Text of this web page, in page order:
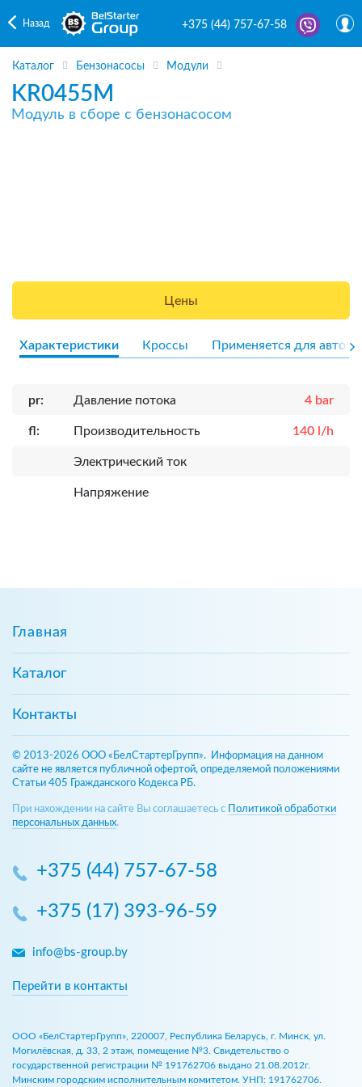
Назад +375 (44) 757-67-58
Каталог Бензонасосы Модули
KR0455M
Модуль в сборе с бензонасосом
Цены
Характеристики Кроссы Применяется для авто
pr: Давление потока 4 bar
fl: Производительность 140 l/h
Электрический ток
Напряжение
Главная
Каталог
Контакты
© 2013-2026 ООО «БелСтартерГрупп». Информация на данном
сайте не является публичной офертой, определяемой положениями
Статьи 405 Гражданского Кодекса РБ.
При нахождении на сайте Вы соглашаетесь с
Политикой обработки
персональных данных.
+375 (44) 757-67-58
+375 (17) 393-96-59
info@bs-group.by
Перейти в контакты
ООО «БелСтартерГрупп», 220007, Республика Беларусь, г. Минск, ул.
Могилёвская, д. 33, 2 этаж, помещение №3. Свидетельство о
государственной регистрации № 191762706 выдано 21.08.2012г.
Минским городским исполнительным комитетом. УНП: 191762706.